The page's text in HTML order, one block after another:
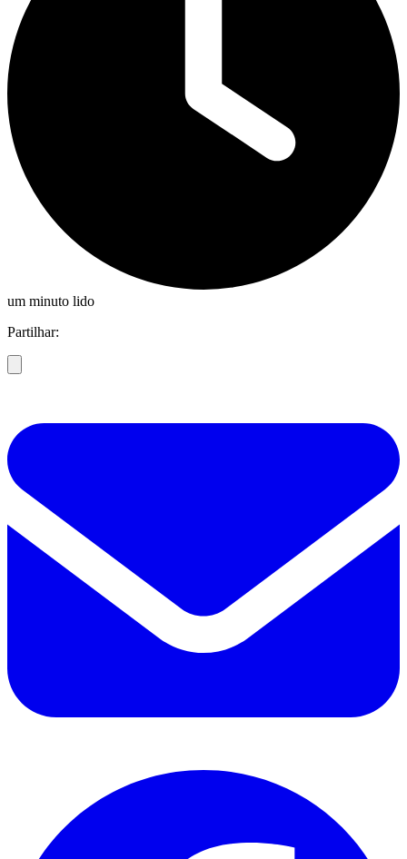
um minuto lido
Partilhar: